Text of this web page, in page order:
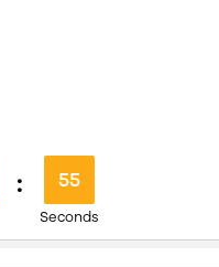
: 54
Seconds